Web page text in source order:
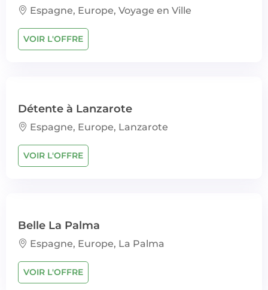
Espagne, Europe, Voyage en Ville
VOIR L'OFFRE
Détente à Lanzarote
Espagne, Europe, Lanzarote
VOIR L'OFFRE
Belle La Palma
Espagne, Europe, La Palma
VOIR L'OFFRE